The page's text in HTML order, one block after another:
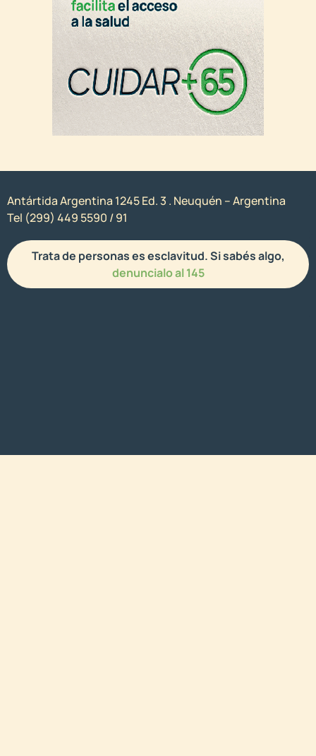
Antártida Argentina 1245 Ed. 3 . Neuquén – Argentina
Tel (299) 449 5590 / 91
Trata de personas es esclavitud. Si sabés algo,
denuncialo al 145